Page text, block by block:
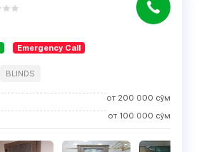
Emergency Call
BLINDS
от 200 000 сўм
от 100 000 сўм